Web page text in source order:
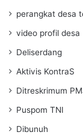
perangkat desa
video profil desa
Deliserdang
Aktivis KontraS
Ditreskrimum
Puspom TNI
Dibunuh